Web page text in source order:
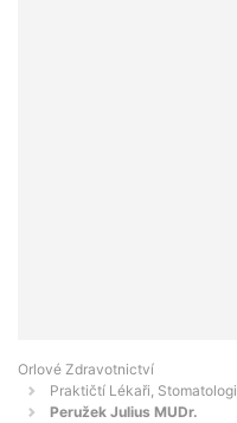
Orlové Zdravotnictví
Praktičtí Lékaři,
Peružek Julius MUDr.